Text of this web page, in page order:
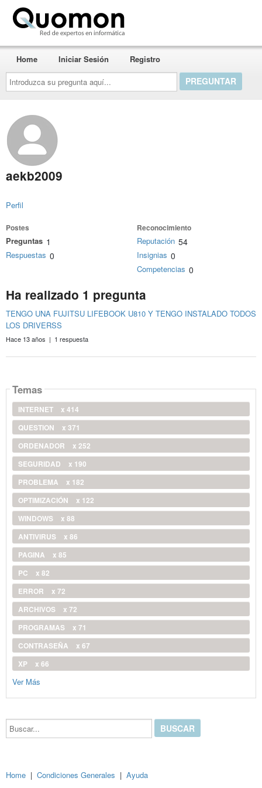
Introduzca
su
pregunta
aquí...
Home Iniciar Sesión Registro
aekb2009
Perfil
Postes
Preguntas 1
Respuestas 0
Reconocimiento
Reputación 54
Insignias 0
Competencias 0
Ha realizado 1 pregunta
TENGO UNA FUJITSU LIFEBOOK U810 Y TENGO INSTALADO TODOS
LOS DRIVERSS
Hace 13 años | 1 respuesta
Temas
INTERNET
x 414
QUESTION
x 371
ORDENADOR
x 252
SEGURIDAD
x 190
PROBLEMA
x 182
OPTIMIZACIÓN
x 122
WINDOWS
x 88
ANTIVIRUS
x 86
PAGINA
x 85
PC
x 82
ERROR
x 72
ARCHIVOS
x 72
PROGRAMAS
x 71
CONTRASEÑA
x 67
XP
x 66
Ver Más
Buscar...
Home | Condiciones Generales | Ayuda